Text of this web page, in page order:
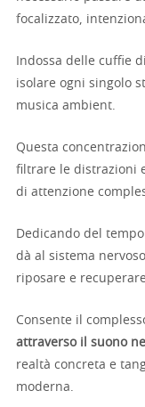
focalizzato,
Indossa delle cuffie
isolare ogni singolo
musica ambient.
Questa
filtrare le distrazioni
di attenzione
Dedicando del
dà al sistema
riposare e recuperare.
Consente il
attraverso il suono
realtà concreta e
moderna.